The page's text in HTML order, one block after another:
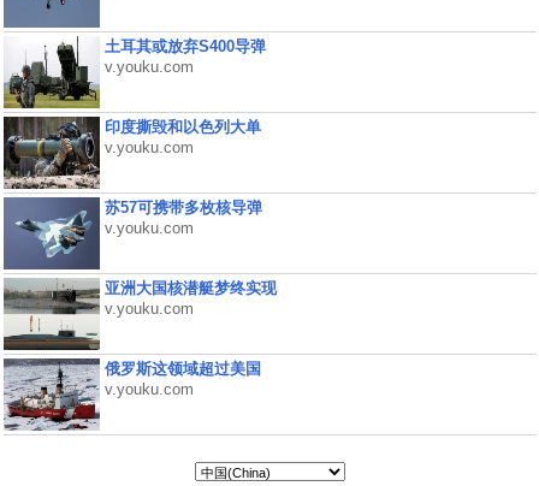
土耳其或放弃S400导弹
v.youku.com
印度撕毁和以色列大单
v.youku.com
苏57可携带多枚核导弹
v.youku.com
亚洲大国核潜艇梦终实现
v.youku.com
俄罗斯这领域超过美国
v.youku.com